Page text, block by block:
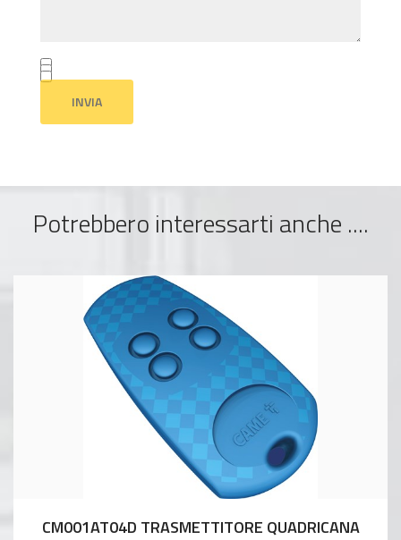
Potrebbero interessarti anche ....
CM001AT04D TRASMETTITORE QUADRICANA